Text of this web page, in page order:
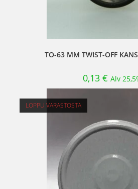
TO-63 MM TWIST-OFF
0,13 € Alv
LOPPU VARASTOSTA